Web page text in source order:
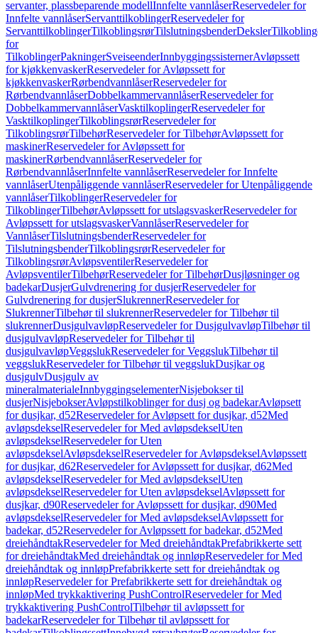
servanter, plassbeparende modellInnfelte vannlåserReservedeler for
Innfelte vannlåserServanttilkoblingerReservedeler for
ServanttilkoblingerTilkoblingsrørTilslutningsbenderDeksler
for
TilkoblingerPakningerSveiseenderInnbyggingssisternerAvløpssett
for kjøkkenvaskerReservedeler for Avløpssett for
kjøkkenvaskerRørbendvannlåserReservedeler for
RørbendvannlåserDobbelkammervannlåserReservedeler for
DobbelkammervannlåserVasktilkoplingerReservedeler for
VasktilkoplingerTilkoblingsrørReservedeler for
TilkoblingsrørTilbehørReservedeler for TilbehørAvløpssett for
maskinerReservedeler for Avløpssett for
maskinerRørbendvannlåserReservedeler for
RørbendvannlåserInnfelte vannlåserReservedeler for Innfelte
vannlåserUtenpåliggende vannlåserReservedeler for Utenpåliggende
vannlåserTilkoblingerReservedeler for
TilkoblingerTilbehørAvløpssett for utslagsvaskerReservedeler for
Avløpssett for utslagsvaskerVannlåserReservedeler for
VannlåserTilslutningsbenderReservedeler for
TilslutningsbenderTilkoblingsrørReservedeler for
TilkoblingsrørAvløpsventilerReservedeler for
AvløpsventilerTilbehørReservedeler for TilbehørDusjløsninger og
badekarDusjerGulvdrenering for dusjerReservedeler for
Gulvdrenering for dusjerSlukrennerReservedeler for
SlukrennerTilbehør til slukrennerReservedeler for Tilbehør til
slukrennerDusjgulvavløpReservedeler for DusjgulvavløpTilbehør til
dusjgulvavløpReservedeler for Tilbehør til
dusjgulvavløpVeggslukReservedeler for VeggslukTilbehør til
veggslukReservedeler for Tilbehør til veggslukDusjkar og
dusjgulvDusjgulv av
mineralmaterialeInnbyggingselementerNisjebokser til
dusjerNisjebokserAvløpstilkoblinger for dusj og badekarAvløpsett
for dusjkar, d52Reservedeler for Avløpsett for dusjkar, d52Med
avløpsdekselReservedeler for Med avløpsdekselUten
avløpsdekselReservedeler for Uten
avløpsdekselAvløpsdekselReservedeler for AvløpsdekselAvløpssett
for dusjkar, d62Reservedeler for Avløpssett for dusjkar, d62Med
avløpsdekselReservedeler for Med avløpsdekselUten
avløpsdekselReservedeler for Uten avløpsdekselAvløpssett for
dusjkar, d90Reservedeler for Avløpssett for dusjkar, d90Med
avløpsdekselReservedeler for Med avløpsdekselAvløpssett for
badekar, d52Reservedeler for Avløpssett for badekar, d52Med
dreiehåndtakReservedeler for Med dreiehåndtakPrefabrikkerte sett
for dreiehåndtakMed dreiehåndtak og innløpReservedeler for Med
dreiehåndtak og innløpPrefabrikkerte sett for dreiehåndtak og
innløpReservedeler for Prefabrikkerte sett for dreiehåndtak og
innløpMed trykkaktivering PushControlReservedeler for Med
trykkaktivering PushControlTilbehør til avløpssett for
badekarReservedeler for Tilbehør til avløpssett for